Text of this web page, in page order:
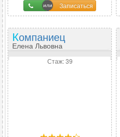
Записаться
Компаниец
Елена Львовна
Стаж: 39